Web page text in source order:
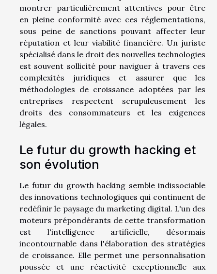
montrer particulièrement attentives pour être
en pleine conformité avec ces réglementations,
sous peine de sanctions pouvant affecter leur
réputation et leur viabilité financière. Un juriste
spécialisé dans le droit des nouvelles technologies
est souvent sollicité pour naviguer à travers ces
complexités juridiques et assurer que les
méthodologies de croissance adoptées par les
entreprises respectent scrupuleusement les
droits des consommateurs et les exigences
légales.
Le futur du growth hacking et
son évolution
Le futur du growth hacking semble indissociable
des innovations technologiques qui continuent de
redéfinir le paysage du marketing digital. L'un des
moteurs prépondérants de cette transformation
est l'intelligence artificielle, désormais
incontournable dans l'élaboration des stratégies
de croissance. Elle permet une personnalisation
poussée et une réactivité exceptionnelle aux